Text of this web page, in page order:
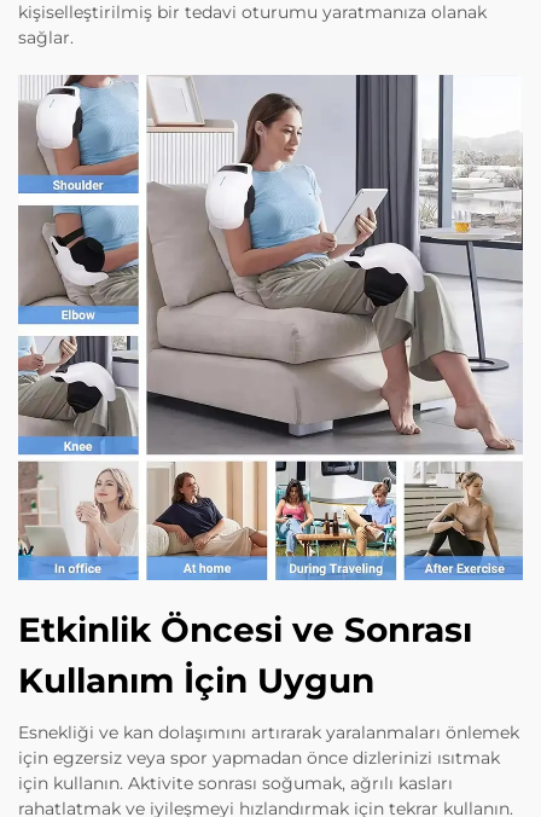
kişiselleştirilmiş bir tedavi oturumu yaratmanıza olanak
sağlar.
Etkinlik Öncesi ve Sonrası
Kullanım İçin Uygun
Esnekliği ve kan dolaşımını artırarak yaralanmaları önlemek
için egzersiz veya spor yapmadan önce dizlerinizi ısıtmak
için kullanın. Aktivite sonrası soğumak, ağrılı kasları
rahatlatmak ve iyileşmeyi hızlandırmak için tekrar kullanın.